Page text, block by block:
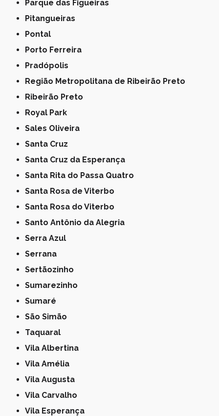
Parque das Figueiras
Pitangueiras
Pontal
Porto Ferreira
Pradópolis
Região Metropolitana de Ribeirão Preto
Ribeirão Preto
Royal Park
Sales Oliveira
Santa Cruz
Santa Cruz da Esperança
Santa Rita do Passa Quatro
Santa Rosa de Viterbo
Santa Rosa do Viterbo
Santo Antônio da Alegria
Serra Azul
Serrana
Sertãozinho
Sumarezinho
Sumaré
São Simão
Taquaral
Vila Albertina
Vila Amélia
Vila Augusta
Vila Carvalho
Vila Esperança